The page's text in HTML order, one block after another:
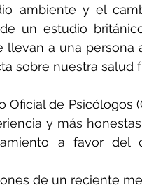
ambiente y el
un estudio
a una persona
sobre nuestra salud
de Psicólogos
y más
a favor del
de un reciente